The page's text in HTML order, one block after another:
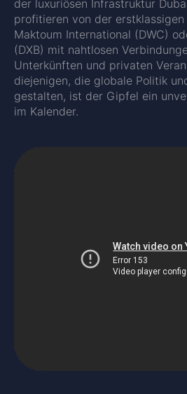
der luxuriösen Infrastruktur
profitieren von der
Maktoum International (DWC)
(DXB) mit nahtlosen
Unterkünften und privaten
diejenigen, die globale Politik
gestalten, ist der Gipfel ein
im Kalender.